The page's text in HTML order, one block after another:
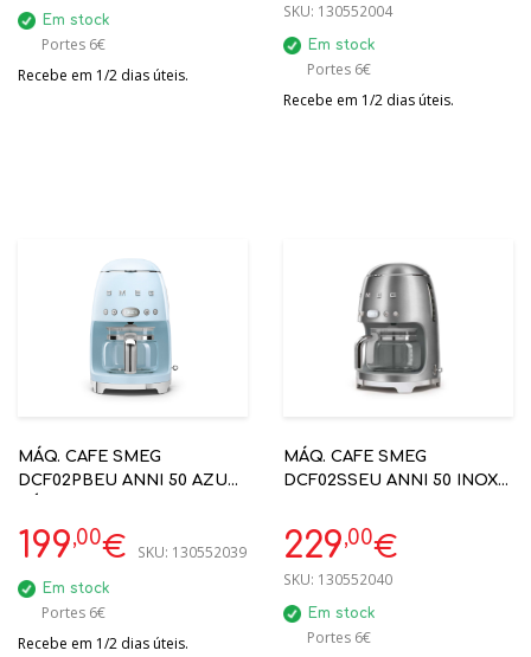
Em stock
Portes 6€
Recebe em 1/2 dias úteis.
SKU: 130552004
Em stock
Portes 6€
Recebe em 1/2 dias úteis.
MÁQ. CAFE SMEG
DCF02PBEU ANNI 50 AZUL
199,00€ SKU: 130552039
Em stock
Portes 6€
Recebe em 1/2 dias úteis.
MÁQ. CAFE SMEG
DCF02SSEU ANNI 50 INOX
229,00€
SKU: 130552040
Em stock
Portes 6€